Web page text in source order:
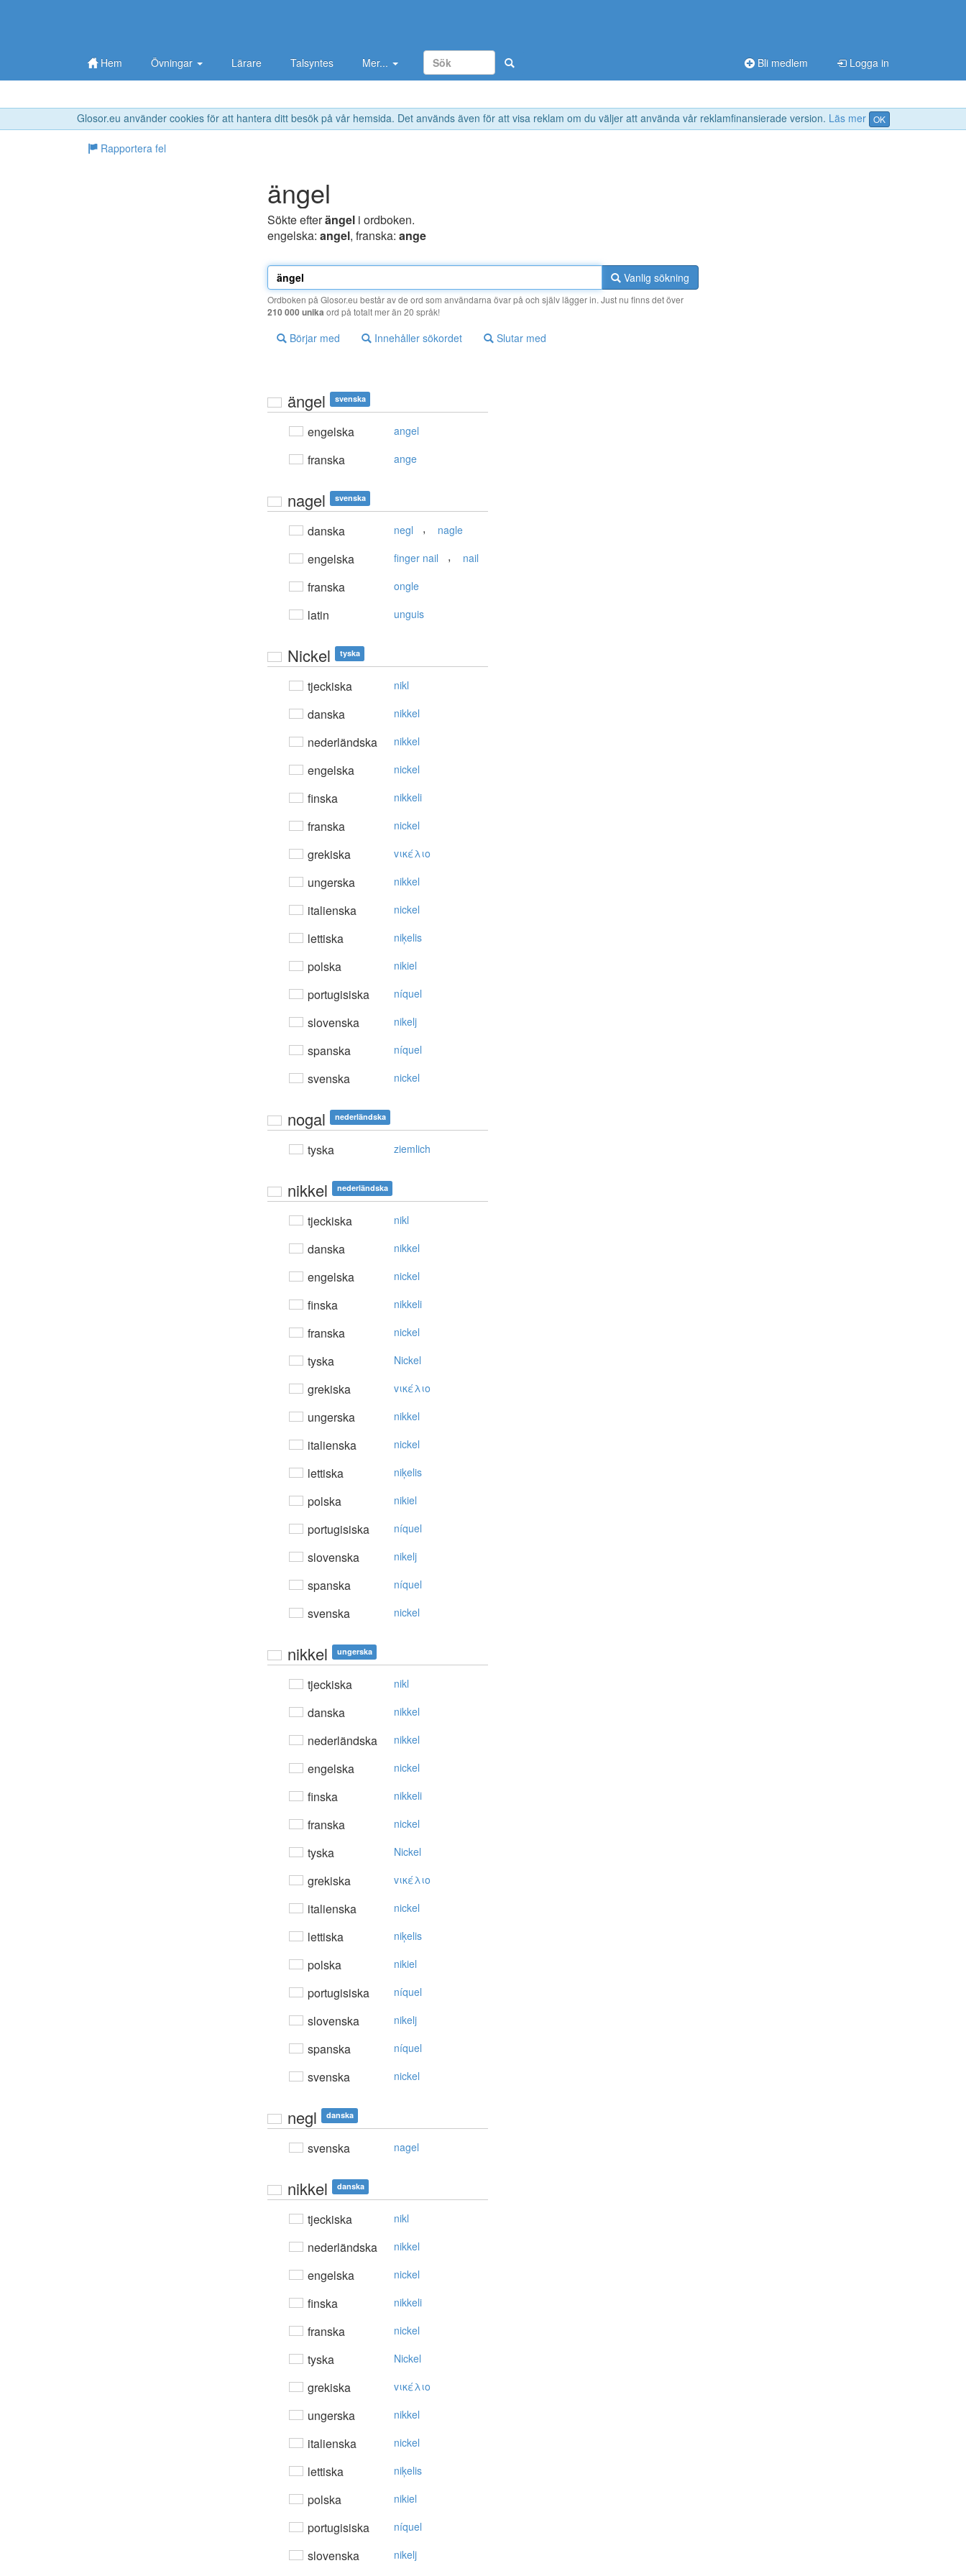
Glosor.eu använder cookies för att hantera ditt besök på vår hemsida. Det används även för att visa reklam om du väljer att använda vår reklamfinansierade version. Läs mer OK
Hem Övningar Lärare Talsyntes Mer... Bli medlem Logga in
Rapportera fel
ängel
Sökte efterängel i ordboken.
engelska: angel, franska: ange
Vanlig sökning
Ordboken på Glosor.eu består av de ord som användarna övar på och själv lägger in. Just nu finns det över
210 000 unika ord på totalt mer än 20 språk!
Börjar med Innehåller sökordet Slutar med
ängel svenska
engelska angel
franska ange
nagel svenska
danska negl , nagle
engelska finger nail , nail
franska ongle
latin unguis
Nickel tyska
tjeckiska nikl
danska nikkel
nederländska nikkel
engelska nickel
finska nikkeli
franska nickel
grekiska vικέλιo
ungerska nikkel
italienska nickel
lettiska niķelis
polska nikiel
portugisiska níquel
slovenska nikelj
spanska níquel
svenska nickel
nogal nederländska
tyska ziemlich
nikkel nederländska
tjeckiska nikl
danska nikkel
engelska nickel
finska nikkeli
franska nickel
tyska Nickel
grekiska vικέλιo
ungerska nikkel
italienska nickel
lettiska niķelis
polska nikiel
portugisiska níquel
slovenska nikelj
spanska níquel
svenska nickel
nikkel ungerska
tjeckiska nikl
danska nikkel
nederländska nikkel
engelska nickel
finska nikkeli
franska nickel
tyska Nickel
grekiska vικέλιo
italienska nickel
lettiska niķelis
polska nikiel
portugisiska níquel
slovenska nikelj
spanska níquel
svenska nickel
negl danska
svenska nagel
nikkel danska
tjeckiska nikl
nederländska nikkel
engelska nickel
finska nikkeli
franska nickel
tyska Nickel
grekiska vικέλιo
ungerska nikkel
italienska nickel
lettiska niķelis
polska nikiel
portugisiska níquel
slovenska nikelj